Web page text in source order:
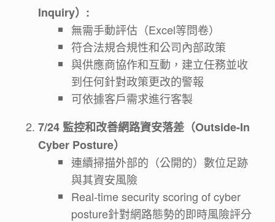
Inquiry）:
無需手動評估（Excel等問卷）
符合法規合規性和公司內部政策
與供應商協作和互動，建立任務並收
到任何針對政策更改的警報
可依據客戶需求進行客製
7/24 監控和改善網路資安落差（Outside-In
Cyber Posture）
連續掃描外部的（公開的）數位足跡
與其資安風險
Real-time security scoring of cyber
posture針對網路態勢的即時風險評分